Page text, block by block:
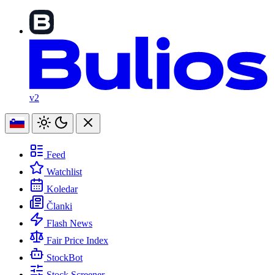
v2
Feed
Watchlist
Koledar
Članki
Flash News
Fair Price Index
StockBot